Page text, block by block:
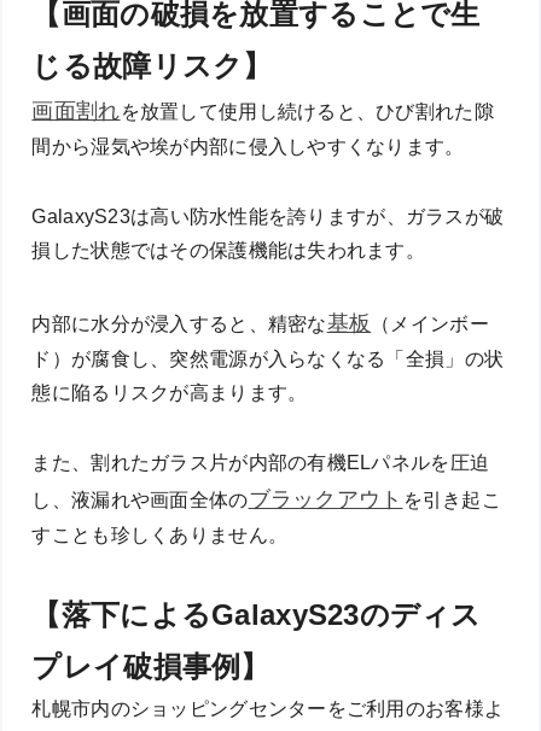
【画面の破損を放置することで生
じる故障リスク】
画面割れを放置して使用し続けると、ひび割れた隙
間から湿気や埃が内部に侵入しやすくなります。
GalaxyS23は高い防水性能を誇りますが、ガラスが破
損した状態ではその保護機能は失われます。
内部に水分が浸入すると、精密な基板
（メインボー
ド）が腐食し、突然電源が入らなくなる「全損」の状
態に陥るリスクが高まります。
また、割れたガラス片が内部の有機ELパネルを圧迫
し、液漏れや画面全体のブラックアウト を引き起こ
すことも珍しくありません。
【落下によるGalaxyS23のディス
プレイ破損事例】
札幌市内のショッピングセンターをご利用のお客様よ